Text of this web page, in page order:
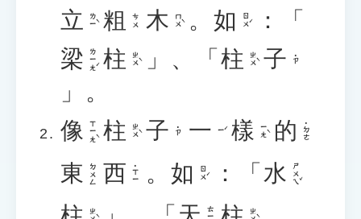
立 ㄌㄧˋ 粗 ㄘㄨ 木 ㄇㄨˋ 。 如 ㄖㄨˊ
：「
梁 ㄌㄧㄤˊ 柱 ㄓㄨˋ 」、「 柱 ㄓㄨˋ 子 ˙ㄗ
」。
像 ㄒㄧㄤˋ 柱 ㄓㄨˋ 子 ˙ㄗ 一 ㄧˊ 樣 ㄧㄤˋ 的 ˙ㄉㄜ
東 ㄉㄨㄥ 西 ˙ㄒㄧ 。 如 ㄖㄨˊ ：「 水 ㄕㄨㄟˇ
ㄓㄨˋ ㄓㄨˋ